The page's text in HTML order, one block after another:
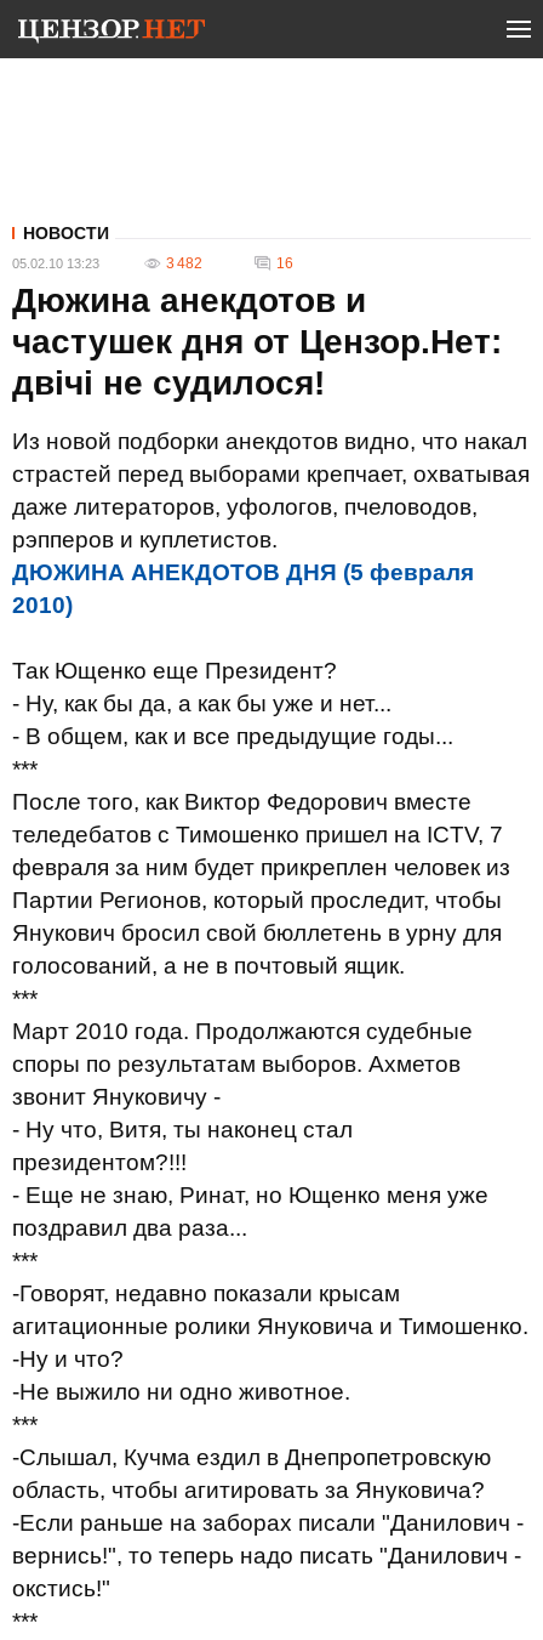
НОВОСТИ
05.02.10 13:23 3 482 16
Дюжина анекдотов и
частушек дня от Цензор.Нет:
двічі не судилося!
Из новой подборки анекдотов видно, что накал
страстей перед выборами крепчает, охватывая
даже литераторов, уфологов, пчеловодов,
рэпперов и куплетистов.
ДЮЖИНА АНЕКДОТОВ ДНЯ (5 февраля
2010)
Так Ющенко еще Президент?
- Ну, как бы да, а как бы уже и нет...
- В общем, как и все предыдущие годы...
***
После того, как Виктор Федорович вместе
теледебатов с Тимошенко пришел на ICTV, 7
февраля за ним будет прикреплен человек из
Партии Регионов, который проследит, чтобы
Янукович бросил свой бюллетень в урну для
голосований, а не в почтовый ящик.
***
Март 2010 года. Продолжаются судебные
споры по результатам выборов. Ахметов
звонит Януковичу -
- Ну что, Витя, ты наконец стал
президентом?!!!
- Еще не знаю, Ринат, но Ющенко меня уже
поздравил два раза...
***
-Говорят, недавно показали крысам
агитационные ролики Януковича и Тимошенко.
-Ну и что?
-Не выжило ни одно животное.
***
-Cлышал, Кучма ездил в Днепропетровскую
область, чтобы агитировать за Януковича?
-Если раньше на заборах писали "Данилович -
вернись!", то теперь надо писать "Данилович -
окстись!"
***